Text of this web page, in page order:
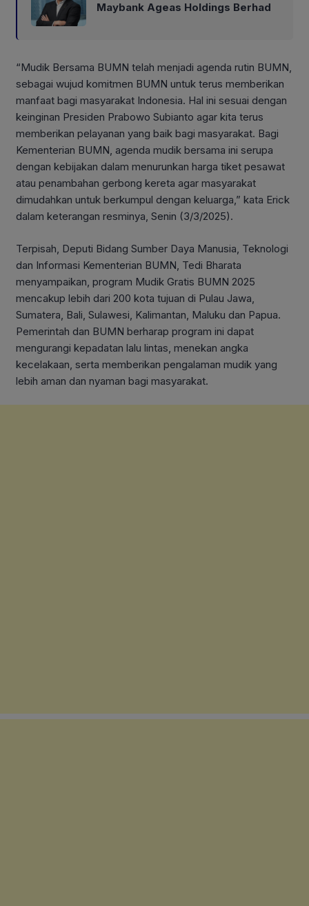
Maybank Ageas Holdings Berhad
“Mudik Bersama BUMN telah menjadi agenda rutin BUMN,
sebagai wujud komitmen BUMN untuk terus memberikan
manfaat bagi masyarakat Indonesia. Hal ini sesuai dengan
keinginan Presiden Prabowo Subianto agar kita terus
memberikan pelayanan yang baik bagi masyarakat. Bagi
Kementerian BUMN, agenda mudik bersama ini serupa
dengan kebijakan dalam menurunkan harga tiket pesawat
atau penambahan gerbong kereta agar masyarakat
dimudahkan untuk berkumpul dengan keluarga,” kata Erick
dalam keterangan resminya, Senin (3/3/2025).
Terpisah, Deputi Bidang Sumber Daya Manusia, Teknologi
dan Informasi Kementerian BUMN, Tedi Bharata
menyampaikan, program Mudik Gratis BUMN 2025
mencakup lebih dari 200 kota tujuan di Pulau Jawa,
Sumatera, Bali, Sulawesi, Kalimantan, Maluku dan Papua.
Pemerintah dan BUMN berharap program ini dapat
mengurangi kepadatan lalu lintas, menekan angka
kecelakaan, serta memberikan pengalaman mudik yang
lebih aman dan nyaman bagi masyarakat.